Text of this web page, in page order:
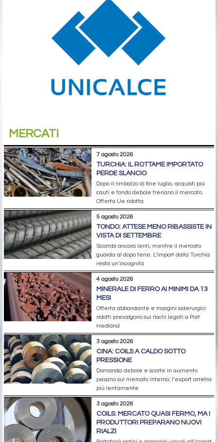
MERCATI
7 agosto 2026
TURCHIA: IL ROTTAME IMPORTATO
PERDE SLANCIO
Dopo il rimbalzo di fine luglio, acquisti più
cauti e tondo debole frenano il mercato.
Offerta Ue ridotta
5 agosto 2026
TONDO: ATTESE MENO RIBASSISTE IN
VISTA DI SETTEMBRE
Scambi ancora lenti, mentre il mercato
guarda al dopo ferie. L’import dalla Turchia
resta un’incognita
4 agosto 2026
MINERALE DI FERRO AI MINIMI DA 13
MESI
Offerta abbondante e margini siderurgici
ridotti prevalgono sui rischi legati a Port
Hedland
3 agosto 2026
CINA: COILS A CALDO SOTTO
PRESSIONE
Domanda debole e scorte in aumento
pesano sul mercato interno; l’export arretra
più lentamente
3 agosto 2026
COILS: MERCATO QUASI FERMO, MA I
PRODUTTORI PREPARANO NUOVI
RIALZI